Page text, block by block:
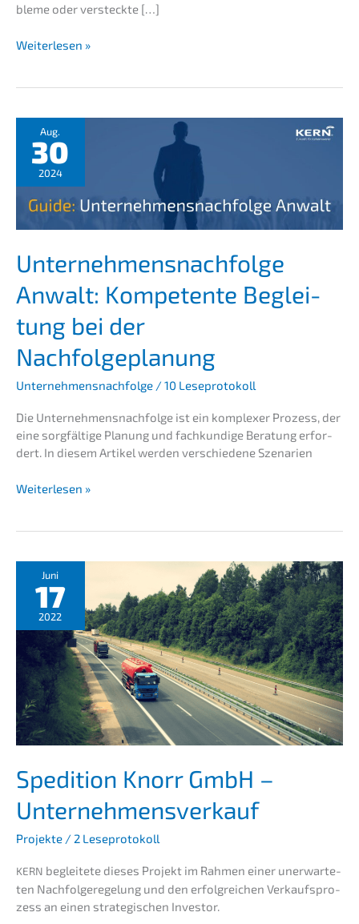
ble­me oder versteckte […]
IT
minimie­
&A
Weiterlesen »
Aug.
30
2024
Unternehmens­nachfolge
Anwalt: Kompe­ten­te Beglei­
tung bei der
Nachfolgeplanung
Unternehmensnachfolge / 10 Leseprotokoll
Die Unternehmens­nachfolge ist ein komple­xer Prozess, der
eine sorgfäl­ti­ge Planung und fachkun­di­ge Beratung erfor­
dert. In diesem Artikel werden verschie­de­ne Szenarien
Unternehmens­
ten­
Beglei­
tung
bei
der
Nachfolgeplanung
Weiterlesen »
Juni
17
2022
Spedi­ti­on Knorr GmbH –
Unternehmensverkauf
Projekte / 2 Leseprotokoll
KERN beglei­te­te dieses Projekt im Rahmen einer unerwar­te­
ten Nachfol­ge­re­ge­lung und den erfolg­rei­chen Verkaufs­pro­
zess an einen strate­gi­schen Investor.